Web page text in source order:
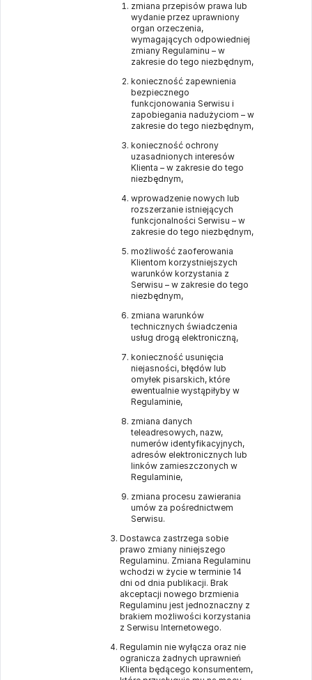
zmiana przepisów prawa lub
wydanie przez uprawniony
organ orzeczenia,
wymagających odpowiedniej
zmiany Regulaminu – w
zakresie do tego niezbędnym,
konieczność zapewnienia
bezpiecznego
funkcjonowania Serwisu i
zapobiegania nadużyciom – w
zakresie do tego niezbędnym,
konieczność ochrony
uzasadnionych interesów
Klienta – w zakresie do tego
niezbędnym,
wprowadzenie nowych lub
rozszerzanie istniejących
funkcjonalności Serwisu – w
zakresie do tego niezbędnym,
możliwość zaoferowania
Klientom korzystniejszych
warunków korzystania z
Serwisu – w zakresie do tego
niezbędnym,
zmiana warunków
technicznych świadczenia
usług drogą elektroniczną,
konieczność usunięcia
niejasności, błędów lub
omyłek pisarskich, które
ewentualnie wystąpiłyby w
Regulaminie,
zmiana danych
teleadresowych, nazw,
numerów identyfikacyjnych,
adresów elektronicznych lub
linków zamieszczonych w
Regulaminie,
zmiana procesu zawierania
umów za pośrednictwem
Serwisu.
Dostawca zastrzega sobie
prawo zmiany niniejszego
Regulaminu. Zmiana Regulaminu
wchodzi w życie w terminie 14
dni od dnia publikacji. Brak
akceptacji nowego brzmienia
Regulaminu jest jednoznaczny z
brakiem możliwości korzystania
z Serwisu Internetowego.
Regulamin nie wyłącza oraz nie
ogranicza żadnych uprawnień
Klienta będącego konsumentem,